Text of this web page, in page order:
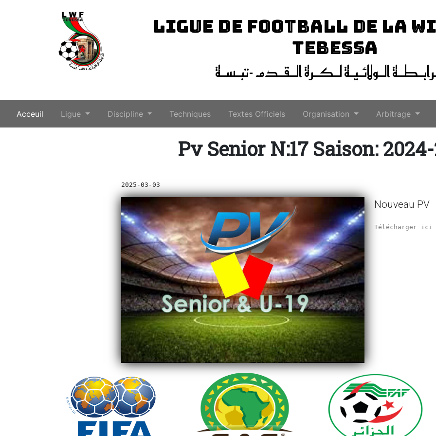
LIGUE DE FOOTBALL DE LA
TEBESSA
الـولائـيـة لـكـرة الـقـدم -تبـسـة
Acceuil (current)
Ligue Discipline Techniques Textes Officiels Organisation Arbitrage
Pv Senior N:17 Saison:
2025-03-03
Nouveau PV
Télécharger ici